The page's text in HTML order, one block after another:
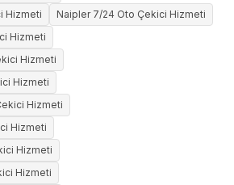
Hizmeti
Naipler 7/24 Oto Çekici Hizmeti
Hizmeti
Hizmeti
Hizmeti
Hizmeti
Hizmeti
Hizmeti
Hizmeti